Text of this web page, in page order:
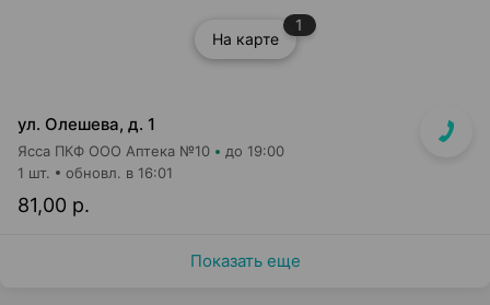
На карте
1
ул. Олешева, д. 1
Ясса ПКФ ООО Аптека №10 до 19:00
81,00 р.
1 шт. обновл. в 16:01
Показать еще